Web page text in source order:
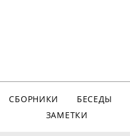
СБОРНИКИ БЕСЕДЫ
ЗАМЕТКИ